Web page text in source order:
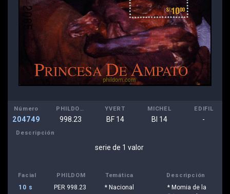
Número
204749 998.23
YVERT
BF 14
MICHEL
Bl 14
EDIFIL
-
Descripción
serie de 1 valor
Facial PHILDOM Temática Descripción
10 s PER 998.23 * Nacional
* Momia de la